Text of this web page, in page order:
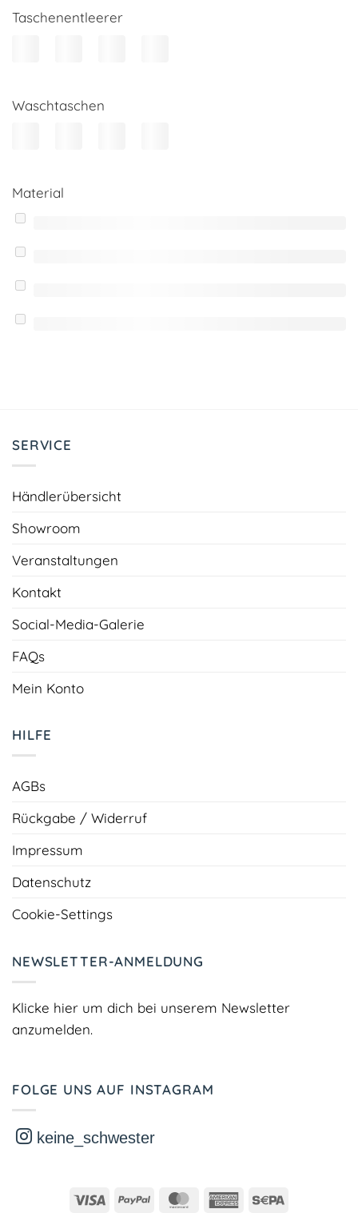
Taschenentleerer
Waschtaschen
Material
SERVICE
Händlerübersicht
Showroom
Veranstaltungen
Kontakt
Social-Media-Galerie
FAQs
Mein Konto
HILFE
AGBs
Rückgabe / Widerruf
Impressum
Datenschutz
Cookie-Settings
NEWSLETTER-ANMELDUNG
Klicke hier um dich bei unserem Newsletter
anzumelden.
FOLGE UNS AUF INSTAGRAM
keine_schwester
Visa PayPal MasterCardAmerican